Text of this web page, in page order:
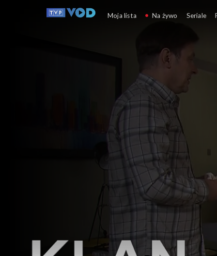
Klan
Moja lista Na żywo Seriale